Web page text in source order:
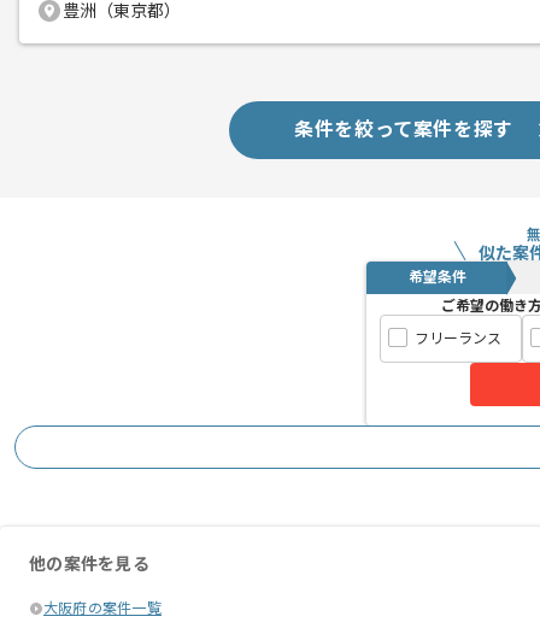
豊洲（東京都）
条件を絞って案件を探す
似た案
希望条件
ご希望の働き
フリーランス
他の案件を見る
大阪府の案件一覧